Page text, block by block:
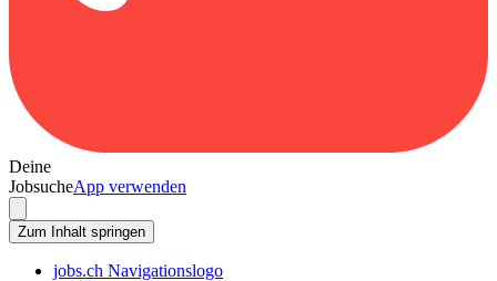
Deine
JobsucheApp verwenden
Zum Inhalt springen
jobs.ch Navigationslogo